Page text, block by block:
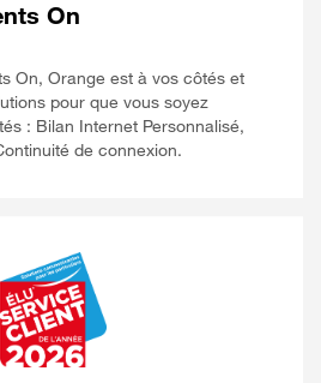
On
On, Orange est à vos côtés et
pour que vous soyez
: Bilan Internet Personnalisé,
de connexion.